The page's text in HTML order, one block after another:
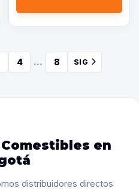
4 ... 8 SIG
en
distribuidores directos